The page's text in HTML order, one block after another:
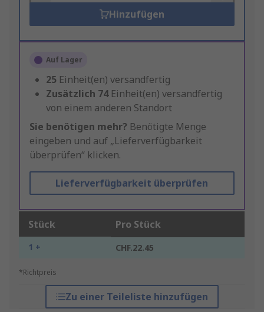
Hinzufügen
Auf Lager
25 Einheit(en) versandfertig
Zusätzlich 74 Einheit(en) versandfertig
von einem anderen Standort
Sie benötigen mehr? Benötigte Menge
eingeben und auf „Lieferverfügbarkeit
überprüfen“ klicken.
Lieferverfügbarkeit überprüfen
Stück Pro Stück
1 + CHF.22.45
*Richtpreis
Zu einer Teileliste hinzufügen